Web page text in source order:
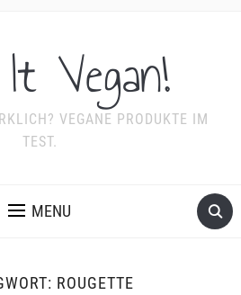
Vegan!
VEGANE PRODUKTE IM
TEST.
MENU
ROUGETTE